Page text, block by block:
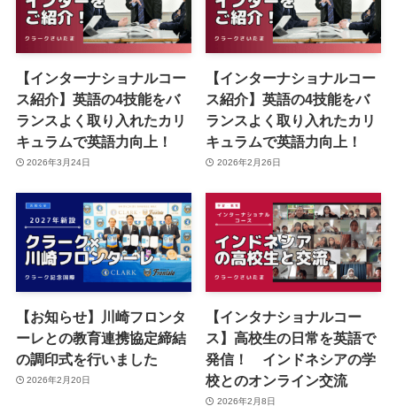
【インターナショナルコー
ス紹介】英語の4技能をバ
ランスよく取り入れたカリ
キュラムで英語力向上！
2026年3月24日
【インターナショナルコー
ス紹介】英語の4技能をバ
ランスよく取り入れたカリ
キュラムで英語力向上！
2026年2月26日
【お知らせ】川崎フロンタ
ーレとの教育連携協定締結
の調印式を行いました
2026年2月20日
【インタナショナルコー
ス】高校生の日常を英語で
発信！ インドネシアの学
校とのオンライン交流
2026年2月8日